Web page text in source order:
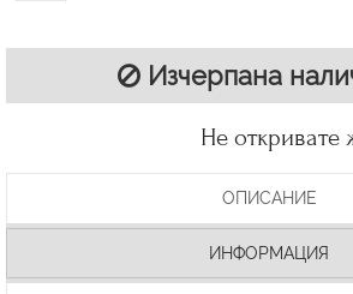
Изчерпана
Не откривате
ОПИСАНИЕ
ИНФОРМАЦИЯ